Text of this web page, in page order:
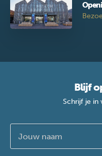
Blijf
Schrijf je in